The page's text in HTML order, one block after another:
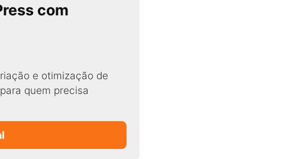
com
e otimização de
quem precisa